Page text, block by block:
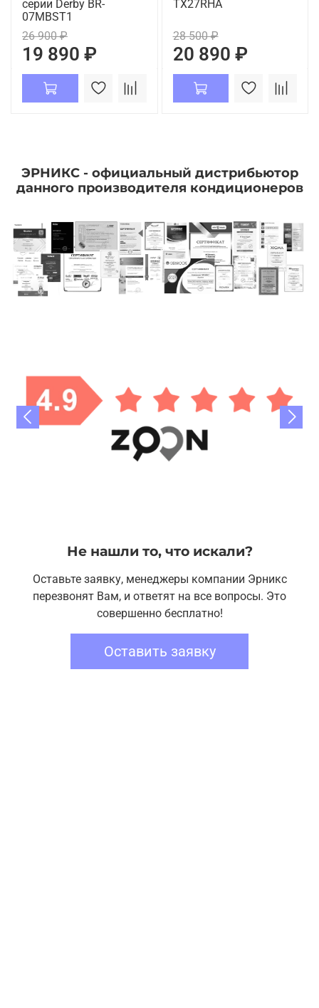
серии Derby BR-
07MBST1
26 900 ₽
19 890 ₽
TX27RHA
28 500 ₽
20 890 ₽
ЭРНИКС - официальный дистрибьютор
данного производителя кондиционеров
Не нашли то, что искали?
Оставьте заявку, менеджеры компании Эрникс
перезвонят Вам, и ответят на все вопросы. Это
совершенно бесплатно!
Оставить заявку